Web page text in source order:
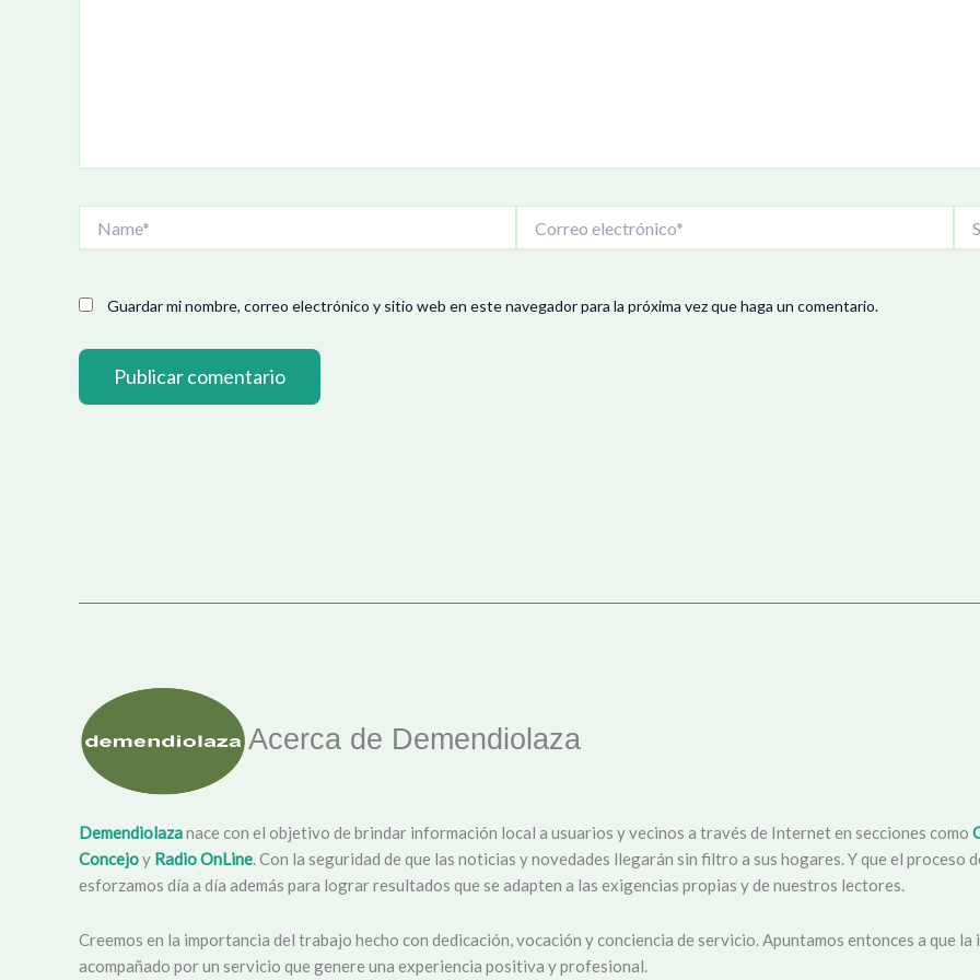
electrónico*
Guardar mi nombre, correo electrónico y sitio web en este navegador para la próxima vez que haga un comentario.
Acerca de Demendiolaza
Demendiolazanace con el objetivo de brindar información local a usuarios y vecinos a través de Internet en secciones como
Concejoy Radio OnLine. Con la seguridad de que las noticias y novedades llegarán sin filtro a sus hogares. Y que el proceso
esforzamos día a día además para lograr resultados que se adapten a las exigencias propias y de nuestros lectores.
Creemos en la importancia del trabajo hecho con dedicación, vocación y conciencia de servicio. Apuntamos entonces a que
acompañado por un servicio que genere una experiencia positiva y profesional.